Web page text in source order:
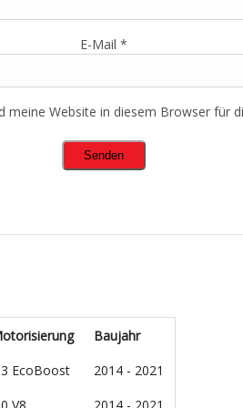
E-Mail *
meine Website in diesem Browser für
Baujahr
EcoBoost
2014 - 2021